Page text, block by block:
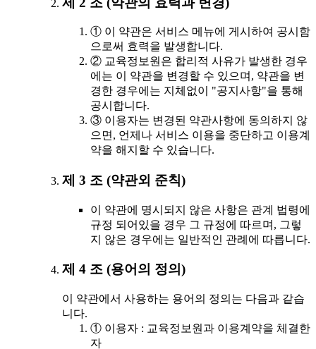
① 이 약관은 서비스 메뉴에 게시하여 공시함
으로써 효력을 발생합니다.
② 교육정보원은 합리적 사유가 발생한 경우
에는 이 약관을 변경할 수 있으며, 약관을 변
경한 경우에는 지체없이 "공지사항"을 통해
공시합니다.
③ 이용자는 변경된 약관사항에 동의하지 않
으면, 언제나 서비스 이용을 중단하고 이용계
약을 해지할 수 있습니다.
제 3 조 (약관외 준칙)
이 약관에 명시되지 않은 사항은 관계 법령에
규정 되어있을 경우 그 규정에 따르며, 그렇
지 않은 경우에는 일반적인 관례에 따릅니다.
제 4 조 (용어의 정의)
이 약관에서 사용하는 용어의 정의는 다음과 같습
니다.
① 이용자 : 교육정보원과 이용계약을 체결한
자